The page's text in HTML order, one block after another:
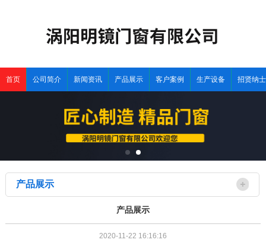
首页 公司简介 新闻资讯 产品展示 客户案例 生产设备 招贤纳士
产品展示
产品展示
2020-11-22 16:16:16